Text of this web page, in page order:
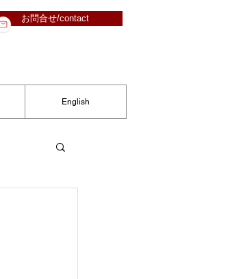
お問合せ/contact
English